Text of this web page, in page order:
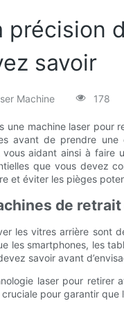
précision
savoir
Machine 178
une machine laser pour
avant de prendre une
vous aidant ainsi à
que vous devez
et éviter les pièges
de
les vitres arrière sont
les smartphones, les
savoir avant
laser pour
pour garantir